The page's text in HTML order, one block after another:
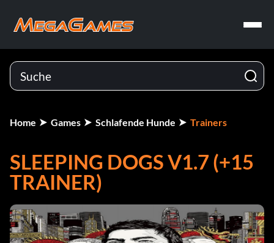
Home Games Schlafende Hunde Trainers
SLEEPING DOGS V1.7 (+15
TRAINER)